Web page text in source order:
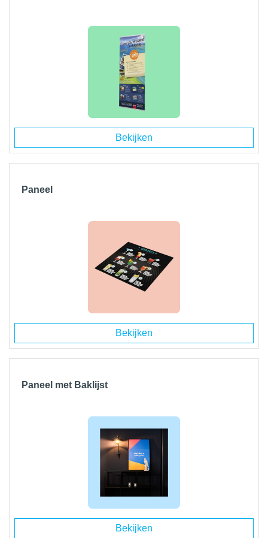
Bekijken
Paneel
Bekijken
Paneel met Baklijst
Bekijken